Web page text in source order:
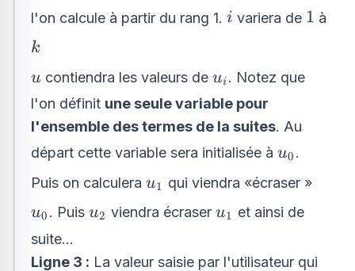
l'on calcule à partir du rang 1. i
i variera de 1
1 à
k
k
u
u contiendra les valeurs de u_{i}
ui . Notez que
l'on définit une seule variable pour
l'ensemble des termes de la suites. Au
départ cette variable sera initialisée à u_{0}
u0 .
Puis on calculera u_{1}
u1 qui viendra «écraser »
u_{0}
u0 . Puis u_{2}
u2 viendra écraser u_{1}
u1 et ainsi de
suite...
Ligne 3 : La valeur saisie par l'utilisateur qui